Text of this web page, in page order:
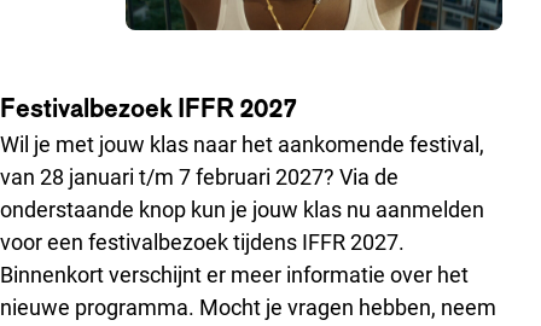
Festivalbezoek IFFR 2027
Wil je met jouw klas naar het aankomende festival,
van 28 januari t/m 7 februari 2027? Via de
onderstaande knop kun je jouw klas nu aanmelden
voor een festivalbezoek tijdens IFFR 2027.
Binnenkort verschijnt er meer informatie over het
nieuwe programma. Mocht je vragen hebben, neem